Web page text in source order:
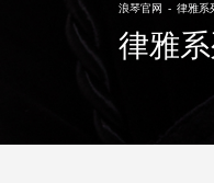
人力资源
浪琴历史
浪琴官网 - 律雅系
律雅系